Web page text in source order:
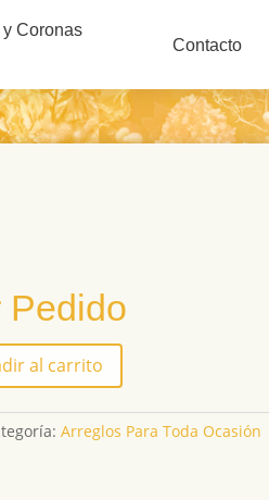
Coronas
Contacto
Pedido
al carrito
Arreglos Para Toda Ocasión